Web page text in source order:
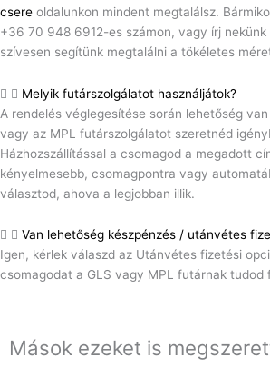
csere oldalunkon mindent megtalálsz.
+36 70 948 6912-es számon, vagy írj nekünk
szívesen segítünk megtalálni a tökéletes
Melyik futárszolgálatot használjátok?
A rendelés véglegesítése során lehetőség
vagy az MPL futárszolgálatot szeretnéd
Házhozszállítással a csomagod a megadott
kényelmesebb, csomagpontra vagy
választod, ahova a legjobban illik.
Van lehetőség készpénzés / utánvétes
Igen, kérlek válaszd az Utánvétes fizetési
csomagodat a GLS vagy MPL futárnak tudod
Mások ezeket is